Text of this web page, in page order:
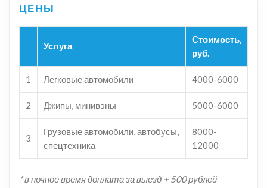
Услуга
Стоимость,
руб.
1 Легковые автомобили 4000-6000
2 Джипы, минивэны 5000-6000
3
Грузовые автомобили, автобусы,
спецтехника
8000-
12000
* в ночное время доплата за выезд + 500 рублей